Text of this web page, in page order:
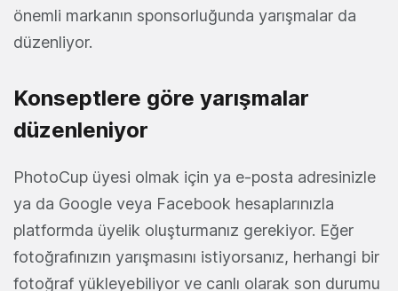
önemli markanın sponsorluğunda yarışmalar da
düzenliyor.
Konseptlere göre yarışmalar
düzenleniyor
PhotoCup üyesi olmak için ya e-posta adresinizle
ya da Google veya Facebook hesaplarınızla
platformda üyelik oluşturmanız gerekiyor. Eğer
fotoğrafınızın yarışmasını istiyorsanız, herhangi bir
fotoğraf yükleyebiliyor ve canlı olarak son durumu